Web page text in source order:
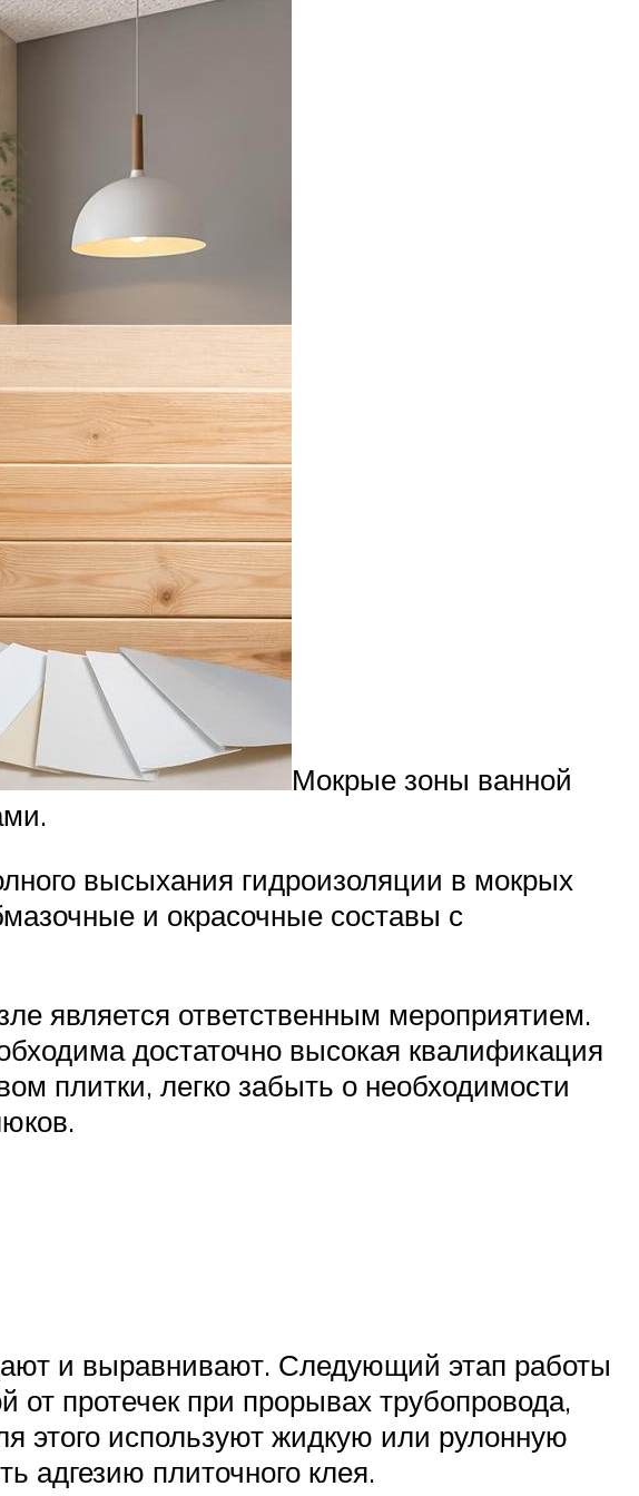
Мокрые зоны ванной
высыхания гидроизоляции в мокрых
и окрасочные составы с
является ответственным мероприятием.
достаточно высокая квалификация
плитки, легко забыть о необходимости
и выравнивают. Следующий этап работы
от протечек при прорывах трубопровода,
этого используют жидкую или рулонную
адгезию плиточного клея.